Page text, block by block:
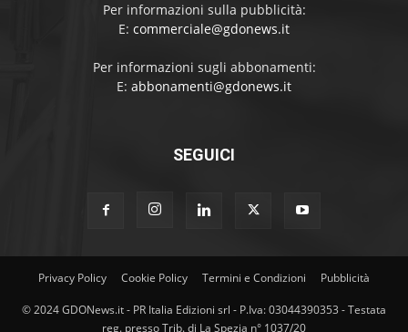
Per informazioni sulla pubblicità:
E: commerciale@gdonews.it
Per informazioni sugli abbonamenti:
E: abbonamenti@gdonews.it
SEGUICI
Privacy Policy Cookie Policy Termini e Condizioni Pubblicità
© 2024 GDONews.it - PR Italia Edizioni srl - P.Iva: 03044390353 - Testata
reg. presso Trib. di La Spezia n° 1037/20